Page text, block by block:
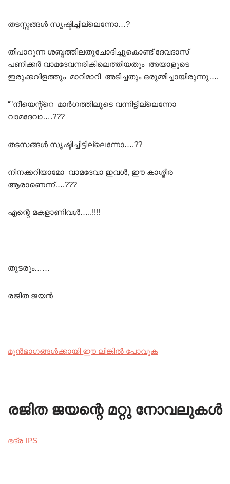
തടസ്സങ്ങൾ സൃഷ്ടിച്ചില്ലെന്നോ…?
തീപാറുന്ന ശബ്ദത്തിലതുചോദിച്ചുകൊണ്ട് ദേവദാസ്
പണിക്കർ വാമദേവനരികിലെത്തിയതും അയാളുടെ
ഇരുക്കവിളത്തും മാറിമാറി അടിച്ചതും ഒരുമ്മിച്ചായിരുന്നു….
“”നീയെന്റ്റെ മാർഗത്തിലൂടെ വന്നിട്ടില്ലെന്നോ
വാമദേവാ….???
തടസങ്ങൾ സൃഷ്ടിച്ചിട്ടില്ലെന്നോ….??
നിനക്കറിയാമോ വാമദേവാ ഇവൾ, ഈ കാശ്മീര
ആരാണെന്ന്….???
എന്റെ മകളാണിവൾ…..!!!!
തുടരും……
രജിത ജയൻ
മുൻഭാഗങ്ങൾക്കായി ഈ ലിങ്കിൽ പോവുക
രജിത ജയന്റെ മറ്റു നോവലുകൾ
ഭദ്ര IPS